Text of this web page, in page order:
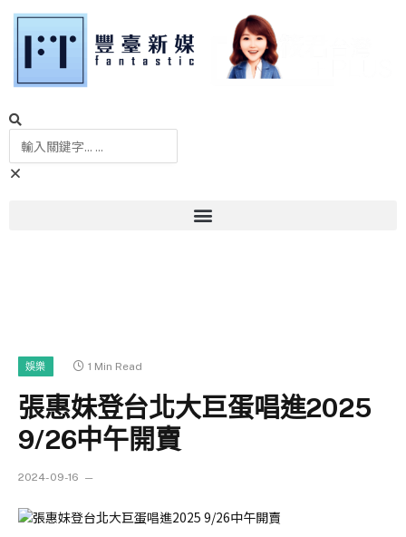
娛樂 1 Min Read
張惠妹登台北大巨蛋唱進2025
9/26中午開賣
2024-09-16